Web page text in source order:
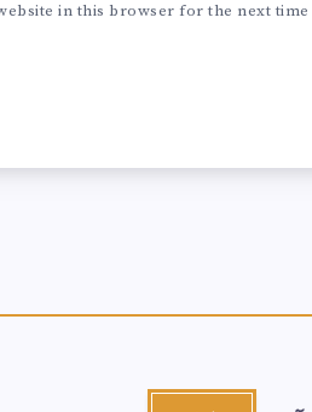
in this browser for the next